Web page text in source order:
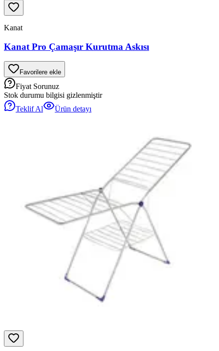
Kanat
Kanat Pro Çamaşır Kurutma Askısı
Favorilere ekle
Fiyat Sorunuz
Stok durumu bilgisi gizlenmiştir
Teklif Al
Ürün detayı